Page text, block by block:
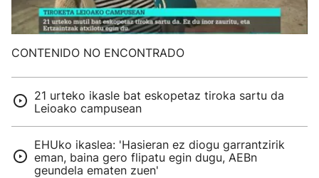
CONTENIDO NO ENCONTRADO
21 urteko ikasle bat eskopetaz tiroka sartu da
Leioako campusean
EHUko ikaslea: 'Hasieran ez diogu garrantzirik
eman, baina gero flipatu egin dugu, AEBn
geundela ematen zuen'